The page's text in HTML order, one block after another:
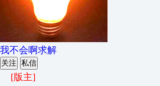
我不会啊求解
关注 私信
[版主]